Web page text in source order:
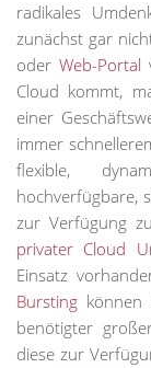
radikales
zunächst gar
oder Web-Portal
Cloud kommt,
einer
immer
flexible,
hochverfügbare,
zur Verfügung
privater Cloud
Einsatz
Bursting können
benötigter
diese zur